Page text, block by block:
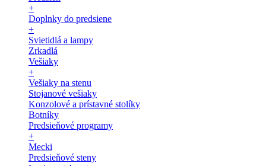
+
Doplnky do predsiene
+
Svietidlá a lampy
Zrkadlá
Vešiaky
+
Vešiaky na stenu
Stojanové vešiaky
Konzolové a prístavné stolíky
Botníky
Predsieňové programy
+
Mecki
Predsieňové steny